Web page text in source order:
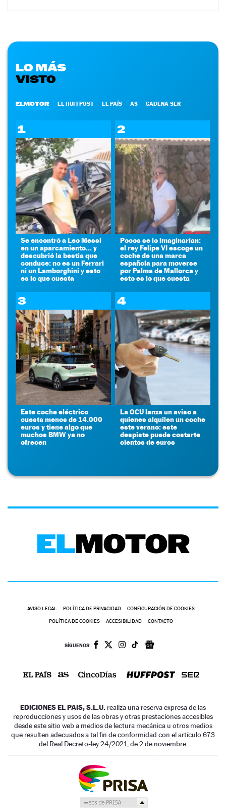
LO MÁS
VISTO
ELMOTOR EL HUFFPOST EL PAÍS AS CADENA SER
1
Se encontró a Leo Messi
en un aparcamiento... y
descubrió la bestia que
conduce: no es un Ferrari
ni un Lamborghini y esto
es lo que cuesta
2
Pocos se lo imaginarían:
el rey Felipe VI escoge un
coche de una marca
española para moverse
por Palma de Mallorca y
esto es lo que cuesta
3
Este coche eléctrico
cuesta menos de 14.000
euros y tiene algo que
muchos BMW ya no
ofrecen
4
La OCU lanza un aviso a
quienes alquilen un coche
este verano: este
despiste puede costarte
cientos de euros
AVISO LEGAL POLÍTICA DE PRIVACIDAD CONFIGURACIÓN DE COOKIES
POLÍTICA DE COOKIES ACCESIBILIDAD CONTACTO
SÍGUENOS:
EDICIONES EL PAIS, S.L.U. realiza una reserva expresa de las
reproducciones y usos de las obras y otras prestaciones accesibles
desde este sitio web a medios de lectura mecánica u otros medios
que resulten adecuados a tal fin de conformidad con el artículo 67.3
del Real Decreto-ley 24/2021, de 2 de noviembre.